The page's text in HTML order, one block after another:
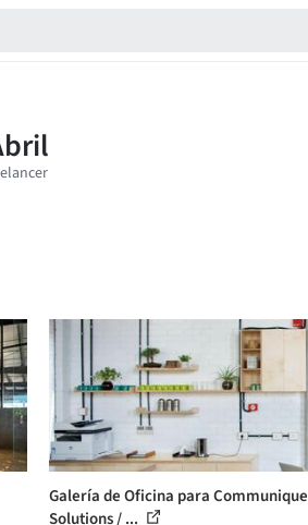
Galería de Oficina para
Solutions / ...